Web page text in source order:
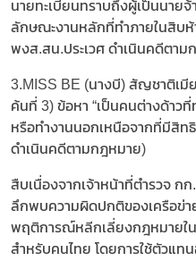
นายทะเบียนทราบถึงผู้เป็นนาย
ลักษณะงานหลักที่ทำภายในสิบห้
พงส.สน.ประเวศ ดำเนินคดีตาม
3.MISS BE (นางบี) สัญชาติเ
ค้นที่ 3) ข้อหา “เป็นคนต่างด้าว
หรือทำงานนอกเหนือจากที่มีสิท
ดำเนินคดีตามกฎหมาย)
สืบเนื่องจากเจ้าหน้าที่ตำรวจ ก
ลึกพบความผิดปกติของเครือข่
พฤติการณ์หลีกเลี่ยงกฎหมายใน
สำหรับคนไทย โดยการใช้ตัวแ